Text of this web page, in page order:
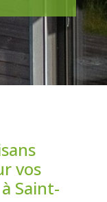
vos
Saint-